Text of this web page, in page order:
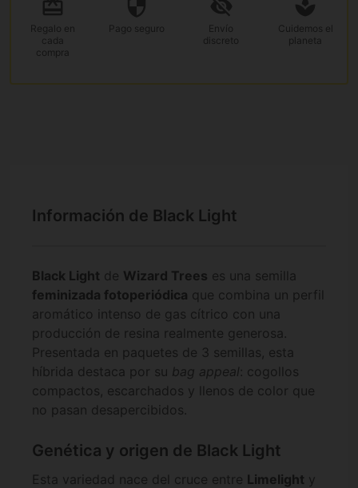
Regalo en
cada
compra
Pago seguro
Envío
discreto
Cuidemos el
planeta
Información de Black Light
Black Light de Wizard Trees es una semilla
feminizada fotoperiódica que combina un perfil
aromático intenso de gas cítrico con una
producción de resina realmente generosa.
Presentada en paquetes de 3 semillas, esta
híbrida destaca por su bag appeal: cogollos
compactos, escarchados y llenos de color que
no pasan desapercibidos.
Genética y origen de Black Light
Esta variedad nace del cruce entre Limelight y